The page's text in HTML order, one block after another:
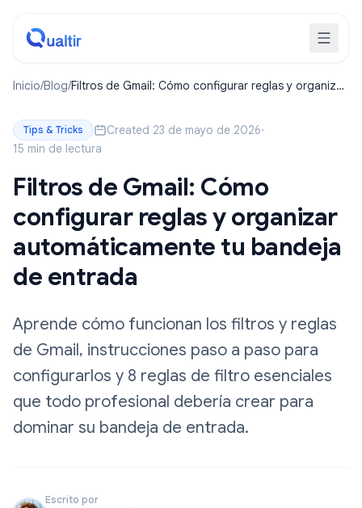
Inicio/Blog/Filtros de Gmail: Cómo configurar reglas y organizar
Tips & Tricks Created 23 de mayo de 2026·
15 min de lectura
Filtros de Gmail: Cómo
configurar reglas y organizar
automáticamente tu bandeja
de entrada
Aprende cómo funcionan los filtros y reglas
de Gmail, instrucciones paso a paso para
configurarlos y 8 reglas de filtro esenciales
que todo profesional debería crear para
dominar su bandeja de entrada.
Escrito por